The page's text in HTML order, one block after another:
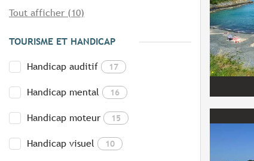
Tout afficher (10)
TOURISME ET HANDICAP
Handicap auditif 17
Handicap mental 16
Handicap moteur 15
Handicap visuel 10